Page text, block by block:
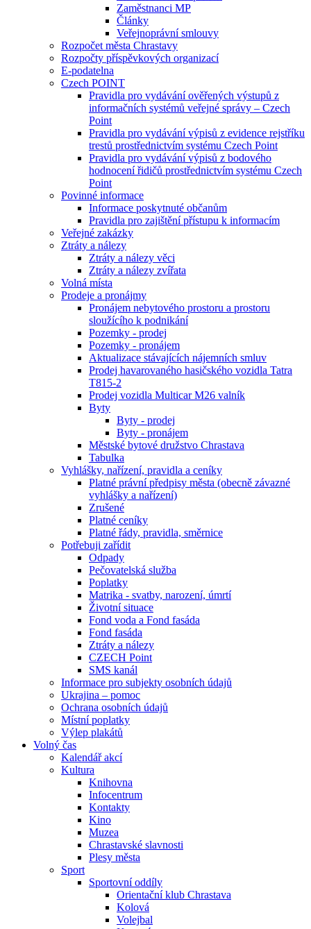
Zaměstnanci MP
Články
Veřejnoprávní smlouvy
Rozpočet města Chrastavy
Rozpočty příspěvkových organizací
E-podatelna
Czech POINT
Pravidla pro vydávání ověřených výstupů z
informačních systémů veřejné správy – Czech
Point
Pravidla pro vydávání výpisů z evidence rejstříku
trestů prostřednictvím systému Czech Point
Pravidla pro vydávání výpisů z bodového
hodnocení řidičů prostřednictvím systému Czech
Point
Povinné informace
Informace poskytnuté občanům
Pravidla pro zajištění přístupu k informacím
Veřejné zakázky
Ztráty a nálezy
Ztráty a nálezy věci
Ztráty a nálezy zvířata
Volná místa
Prodeje a pronájmy
Pronájem nebytového prostoru a prostoru
sloužícího k podnikání
Pozemky - prodej
Pozemky - pronájem
Aktualizace stávajících nájemních smluv
Prodej havarovaného hasičského vozidla Tatra
T815-2
Prodej vozidla Multicar M26 valník
Byty
Byty - prodej
Byty - pronájem
Městské bytové družstvo Chrastava
Tabulka
Vyhlášky, nařízení, pravidla a ceníky
Platné právní předpisy města (obecně závazné
vyhlášky a nařízení)
Zrušené
Platné ceníky
Platné řády, pravidla, směrnice
Potřebuji zařídit
Odpady
Pečovatelská služba
Poplatky
Matrika - svatby, narození, úmrtí
Životní situace
Fond voda a Fond fasáda
Fond fasáda
Ztráty a nálezy
CZECH Point
SMS kanál
Informace pro subjekty osobních údajů
Ukrajina – pomoc
Ochrana osobních údajů
Místní poplatky
Výlep plakátů
Volný čas
Kalendář akcí
Kultura
Knihovna
Infocentrum
Kontakty
Kino
Muzea
Chrastavské slavnosti
Plesy města
Sport
Sportovní oddíly
Orientační klub Chrastava
Kolová
Volejbal